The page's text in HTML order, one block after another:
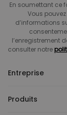
En soumettant ce
Vous
d’informations
l’enregistrement
consulter notre
Entreprise
Produits